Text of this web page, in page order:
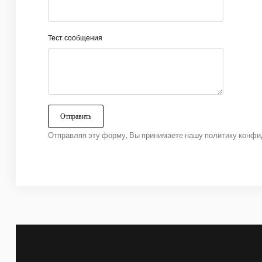
Тест сообщения
Отправляя эту форму, Вы принимаете нашу политику